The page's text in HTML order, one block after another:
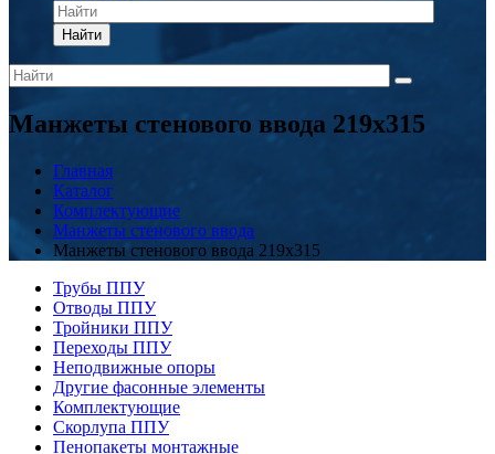
Найти
Манжеты стенового ввода 219x315
Главная
Каталог
Комплектующие
Манжеты стенового ввода
Манжеты стенового ввода 219x315
Трубы ППУ
Отводы ППУ
Тройники ППУ
Переходы ППУ
Неподвижные опоры
Другие фасонные элементы
Комплектующие
Скорлупа ППУ
Пенопакеты монтажные